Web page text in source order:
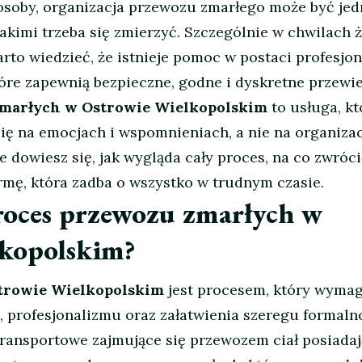
organizacja przewozu zmarłego może być
trzeba się zmierzyć. Szczególnie w chwilach
wiedzieć, że istnieje pomoc w postaci
zapewnią bezpieczne, godne i dyskretne
w Ostrowie Wielkopolskim to usługa,
na emocjach i wspomnieniach, a nie na
się, jak wygląda cały proces, na co
która zadba o wszystko w trudnym czasie.
przewozu zmarłych w
Wielkopolskim jest procesem, który
oraz załatwienia szeregu
zajmujące się przewozem ciał